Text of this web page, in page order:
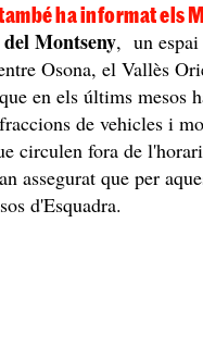
ha informat els
Montseny, un espai
Osona, el Vallès
en els últims mesos
de vehicles i
circulen fora de
assegurat que per
d'Esquadra.